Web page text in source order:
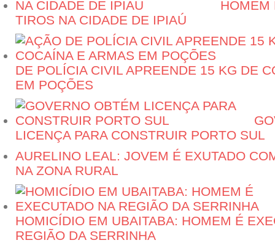
HOMEM
TIROS NA CIDADE DE IPIAÚ
DE POLÍCIA CIVIL APREENDE 15 KG DE
EM POÇÕES
LICENÇA PARA CONSTRUIR PORTO SUL
AURELINO LEAL: JOVEM É EXUTADO
NA ZONA RURAL
HOMICÍDIO EM UBAITABA: HOMEM É
REGIÃO DA SERRINHA